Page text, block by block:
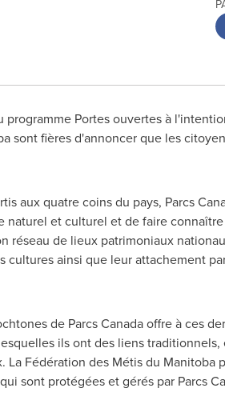
programme Portes ouvertes à
sont fières d'annoncer que les
aux quatre coins du pays, Parcs
et culturel et de faire
réseau de lieux patrimoniaux
ainsi que leur attachement
de Parcs Canada offre à ces
ils ont des liens
La Fédération des Métis du Manitoba
sont protégées et gérés par Parcs